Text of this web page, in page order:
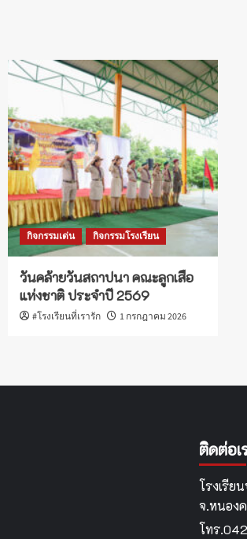
กิจกรรมเด่น กิจกรรมโรงเรียน
วันคล้ายวันสถาปนา คณะลูกเสือ
แห่งชาติ ประจำปี 2569
#โรงเรียนที่เรารัก 1 กรกฎาคม 2026
ติดต่อเ
โรงเรีย
จ.หนอง
โทร